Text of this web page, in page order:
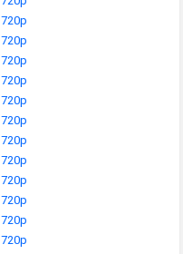
720p
720p
720p
720p
720p
720p
720p
720p
720p
720p
720p
720p